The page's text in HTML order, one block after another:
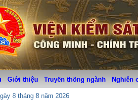
Giới thiệu Truyền thống ngành Nghiên
8 tháng 8 năm 2026